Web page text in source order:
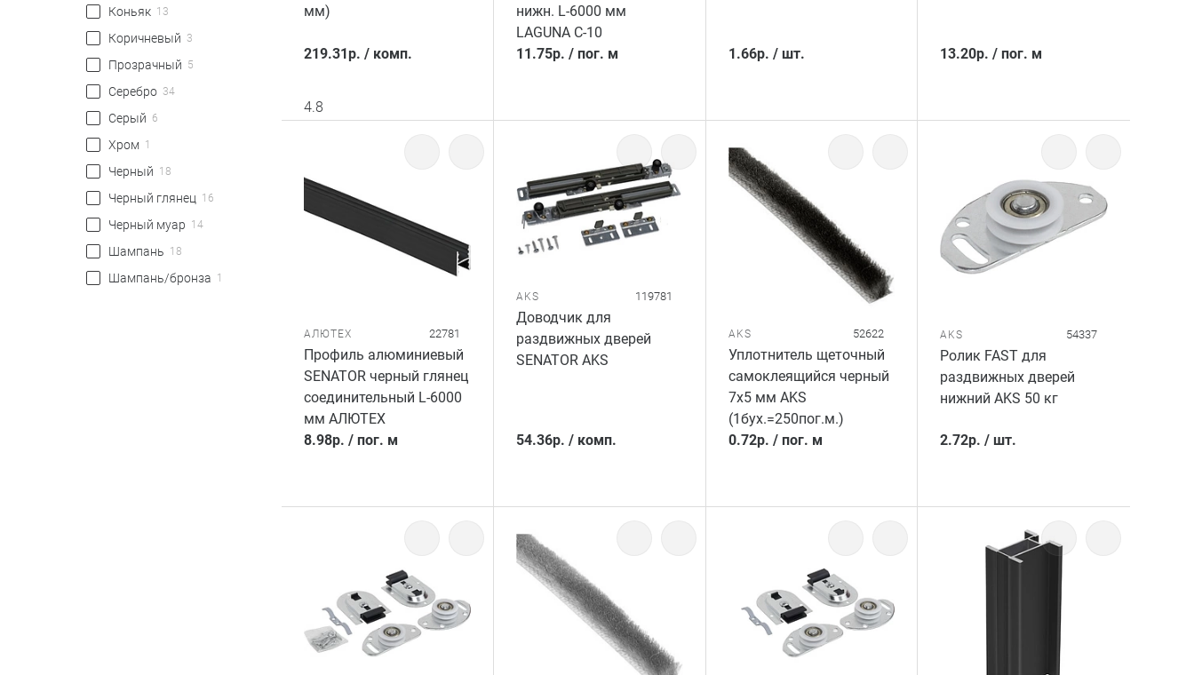
Коньяк 13
Коричневый 3
Прозрачный 5
Серебро 34
Серый 6
Хром 1
Черный 18
Черный глянец 16
Черный муар 14
Шампань 18
Шампань/бронза 1
мм)
219.31р. / комп.
4.8
нижн. L-6000 мм
LAGUNA C-10
11.75р. / пог. м 1.66р. / шт. 13.20р. /пог. м
АЛЮТЕХ 22781
Профиль алюминиевый
SENATOR черный глянец
соединительный L-6000
мм АЛЮТЕХ
8.98р. / пог. м
AKS 119781
Доводчик для
раздвижных дверей
SENATOR AKS
54.36р. / комп.
AKS 52622
Уплотнитель щеточный
самоклеящийся черный
7x5 мм AKS
(1бух.=250пог.м.)
0.72р. / пог. м
AKS 54337
Ролик FAST для
раздвижных дверей
нижний AKS 50 кг
2.72р. /шт.